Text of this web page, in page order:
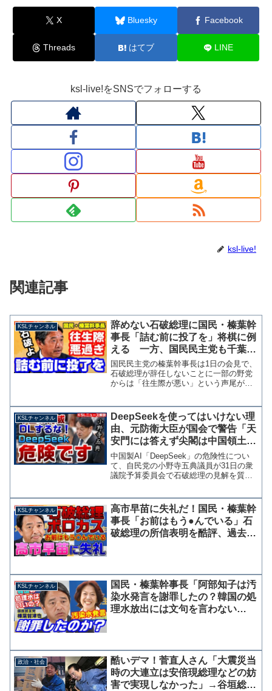
X Bluesky Facebook
Threads はてブ LINE
ksl-live!をSNSでフォローする
ksl-live!
関連記事
KSLチャンネル
辞めない石破総理に国民・榛葉幹
事長「詰む前に投了を」将棋に例
える 一方、国民民主党も千葉県
連問題など問題山積【KSLチャン
ネル】
国民民主党の榛葉幹事長は1日の会見で、
石破総理が辞任しないことに一部の野党
からは「往生際が悪い」という声尾があ
い」と辛辣な評価をしました。 そうい
う国民民主党も、なかなか...
KSLチャンネル
DeepSeekを使ってはいけない理
由、元防衛大臣が国会で警告「天
安門には答えず尖閣は中国領土と
答え、情報は抜かれる」【KSLチ
ャンネル】
中国製AI「DeepSeek」の危険性につい
て、自民党の小野寺五典議員が31日の衆
議院予算委員会で石破総理の見解を質し
TikTokと同じような問題をはらんでいる
ようです。ダ...
KSLチャンネル
高市早苗に失礼だ！国民・榛葉幹
事長「お前はもう●んでいる」石
破総理の所信表明を酷評、過去の
KSLチャンネル
国民・榛葉幹事長「阿部知子は汚
染水発言を謝罪したの？韓国の処
理水放出には文句を言わない
政治・社会
酷いデマ！菅直人さん「大震災当
時の大連立は安倍現総理などの妨
害で実現しなかった」→谷垣総裁